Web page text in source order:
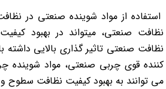
استفاده از مواد شوینده صنعتی در
نظافت صنعتی، میتواند در بهبود
نظافت صنعتی تاثیر گذاری بالایی داشته
کننده قوی چربی صنعتی، مواد شوینده
می توانند به بهبود کیفیت نظافت سطوح